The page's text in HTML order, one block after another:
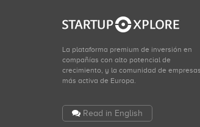
La plataforma premium de inversión en
compañías con alto potencial de
crecimiento, y la comunidad de empresas
más activa de Europa.
Read in English